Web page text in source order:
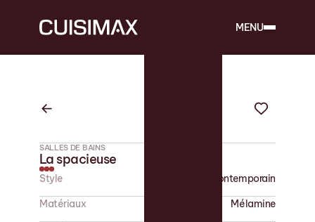
MENU
SALLES DE BAINS
La spacieuse
Style
Contemporain
Matériaux
Mélamine